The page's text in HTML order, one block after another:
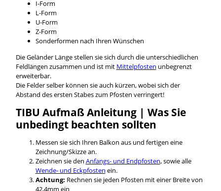
I-Form
L-Form
U-Form
Z-Form
Sonderformen nach Ihren Wünschen
Die Geländer Länge stellen sie sich durch die unterschiedlichen
Feldlängen zusammen und ist mit Mittelpfosten unbegrenzt
erweiterbar.
Die Felder selber können sie auch kürzen, wobei sich der
Abstand des ersten Stabes zum Pfosten verringert!
TIBU Aufmaß Anleitung | Was Sie
unbedingt beachten sollten
Messen sie sich Ihren Balkon aus und fertigen eine
Zeichnung/Skizze an.
Zeichnen sie den Anfangs- und Endpfosten, sowie alle
Wende- und Eckpfosten ein.
Achtung: Rechnen sie jeden Pfosten mit einer Breite von
42,4mm ein